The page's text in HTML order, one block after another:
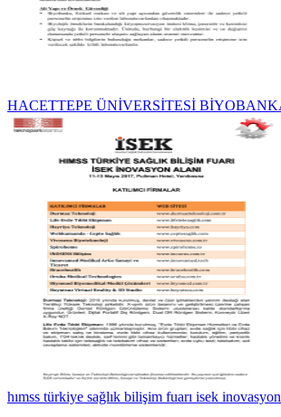
HACETTEPE ÜNİVERSİTESİ
hımss türkiye sağlık bilişim fuarı isek inovasyon